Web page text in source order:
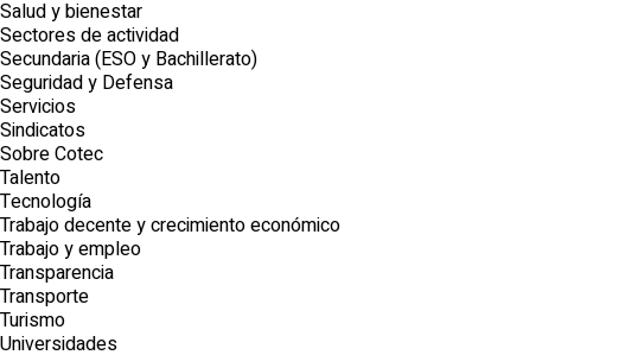
Salud y bienestar
Sectores de actividad
Secundaria (ESO y Bachillerato)
Seguridad y Defensa
Servicios
Sindicatos
Sobre Cotec
Talento
Tecnología
Trabajo decente y crecimiento económico
Trabajo y empleo
Transparencia
Transporte
Turismo
Universidades